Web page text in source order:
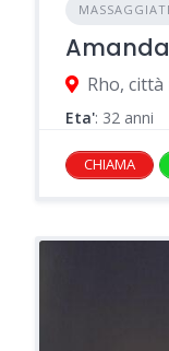
Amanda
Rho,
Eta': 32 anni
CHIAMA